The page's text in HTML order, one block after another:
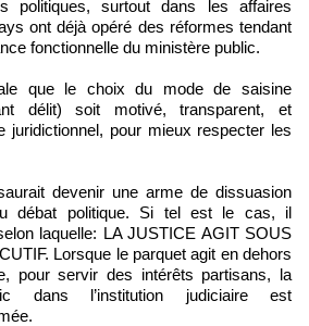
politiques, surtout dans les affaires
ont déjà opéré des réformes tendant
fonctionnelle du ministère public.
que le choix du mode de saisine
délit) soit motivé, transparent, et
juridictionnel, pour mieux respecter les
devenir une arme de dissuasion
débat politique. Si tel est le cas, il
laquelle: LA JUSTICE AGIT SOUS
Lorsque le parquet agit en dehors
pour servir des intérêts partisans, la
dans l’institution judiciaire est